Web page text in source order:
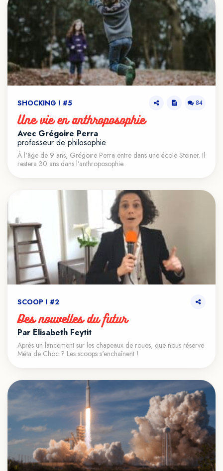
SHOCKING ! #5 84
Une vie en anthroposophie
Avec Grégoire Perra
professeur de philosophie
À l'âge de 9 ans, Grégoire Perra entre dans une école Steiner. Il
restera 30 ans dans l'anthroposophie.
SCOOP ! #2
Des nouvelles du futur
Par Élisabeth Feytit
Après un lancement sur les chapeaux de roues, que nous réserve
Méta de Choc ? Les scoops s'enchaînent !
VOIR LE TEASER